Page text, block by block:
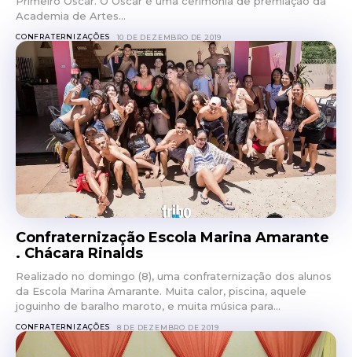
Academia de Artes...
CONFRATERNIZAÇÕES 10 DE DEZEMBRO DE 2019
Confraternização Escola Marina Amarante
. Chácara Rinalds
Realizado no domingo (8), uma confraternização dos alunos
da Escola Marina Amarante. Muita calor, piscina, aquele
joguinho de baralho maroto, e muita música para...
CONFRATERNIZAÇÕES 8 DE DEZEMBRO DE 2019